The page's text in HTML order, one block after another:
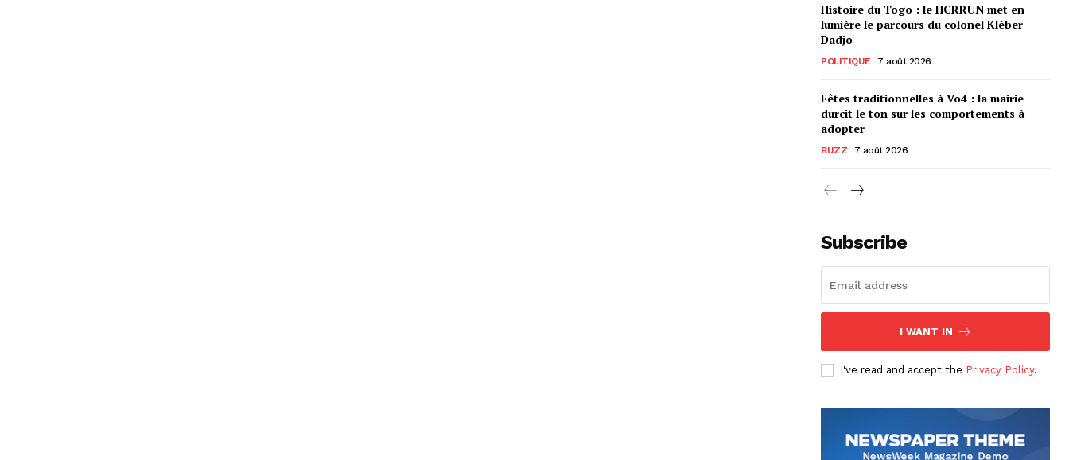
Histoire du Togo : le HCRRUN met en
lumière le parcours du colonel Kléber
Dadjo
POLITIQUE 7 août 2026
Fêtes traditionnelles à Vo4 : la mairie
durcit le ton sur les comportements à
adopter
BUZZ 7 août 2026
Subscribe
I WANT IN
I've read and accept the Privacy Policy.